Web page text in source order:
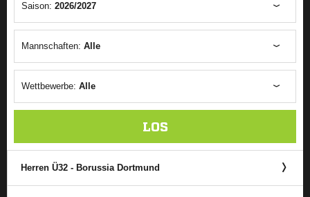
Saison: 2026/2027
Mannschaften: Alle
Wettbewerbe: Alle
LOS
Herren Ü32 - Borussia Dortmund